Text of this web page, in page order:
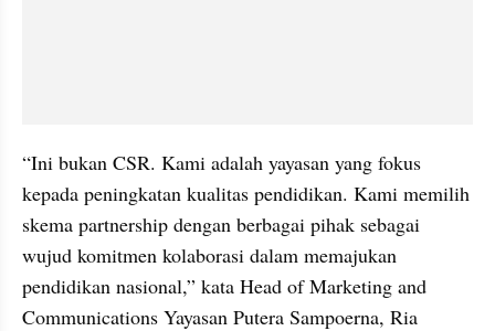
“Ini bukan CSR. Kami adalah yayasan yang fokus
kepada peningkatan kualitas pendidikan. Kami memilih
skema partnership dengan berbagai pihak sebagai
wujud komitmen kolaborasi dalam memajukan
pendidikan nasional,” kata Head of Marketing and
Communications Yayasan Putera Sampoerna, Ria